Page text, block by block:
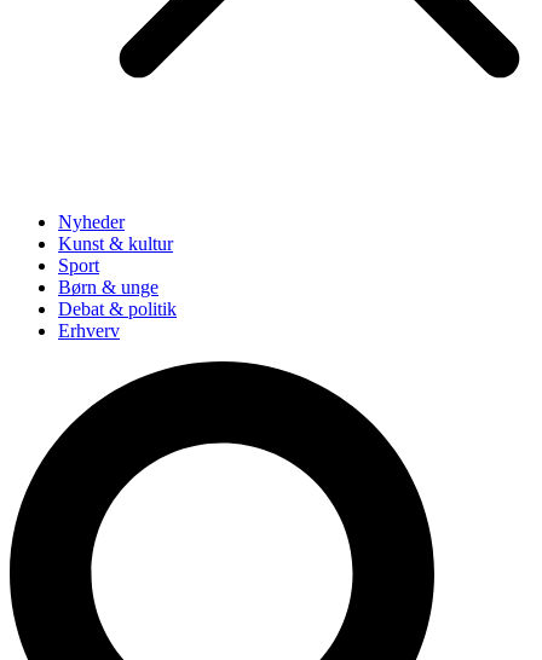
Nyheder
Kunst & kultur
Sport
Børn & unge
Debat & politik
Erhverv